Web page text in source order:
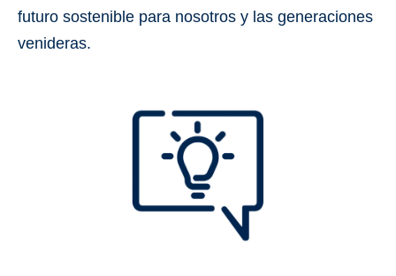
futuro sostenible para nosotros y las generaciones
venideras.